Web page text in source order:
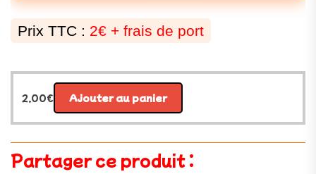
Prix TTC : 2€ + frais de port
2,00€ Ajouter au panier
Partager ce produit :